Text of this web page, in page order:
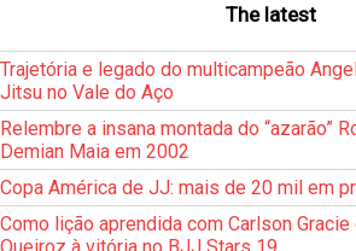
The latest
Trajetória e legado do multicampeão
Jitsu no Vale do Aço
Relembre a insana montada do “azarão”
Demian Maia em 2002
Copa América de JJ: mais de 20 mil em
Como lição aprendida com Carlson
Queiroz à vitória no BJJ Stars 19